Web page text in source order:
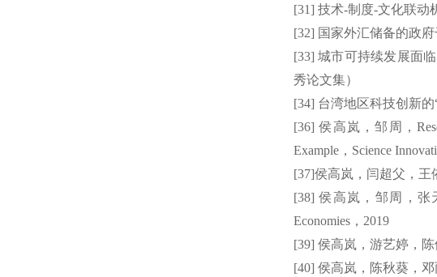
[31] 技术-制度-文化联动
[32] 国家外汇储备的政府
[33]城市可持续发展面
秀论文集）
[34] 台湾地区科技创新的
[36]侯高岚，邹周，
Example ， Science
[37]侯高岚，闫超父， 王
[38]侯高岚，邹周，张
Economies ， 2019
[39] 侯高岚，游艺婷 ，
[40] 侯高岚，陈秋葵，